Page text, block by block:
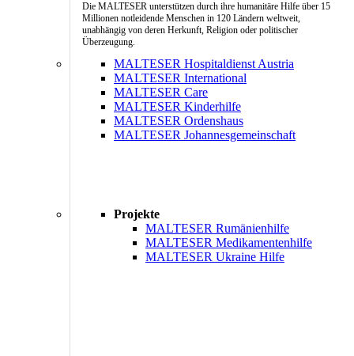
Die MALTESER unterstützen durch ihre humanitäre Hilfe über 15
Millionen notleidende Menschen in 120 Ländern weltweit,
unabhängig von deren Herkunft, Religion oder politischer
Überzeugung.
MALTESER Hospitaldienst Austria
MALTESER International
MALTESER Care
MALTESER Kinderhilfe
MALTESER Ordenshaus
MALTESER Johannesgemeinschaft
Projekte
MALTESER Rumänienhilfe
MALTESER Medikamentenhilfe
MALTESER Ukraine Hilfe